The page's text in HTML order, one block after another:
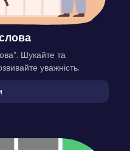
Шукайте та
уважність.